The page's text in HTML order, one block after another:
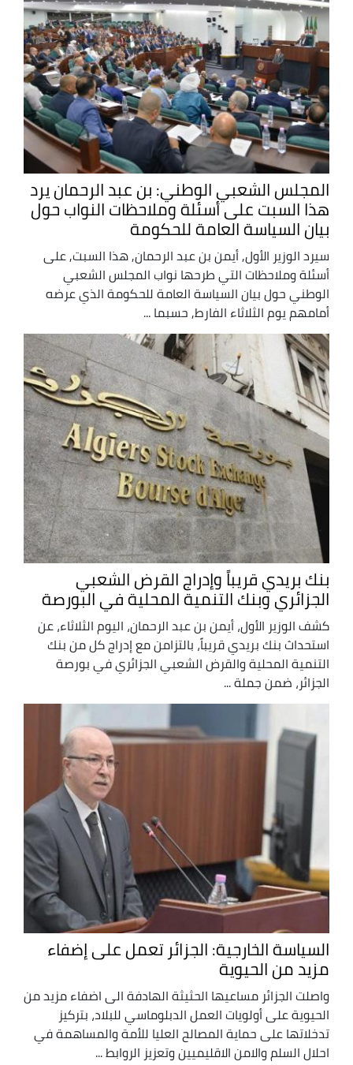
المجلس الشعبي الوطني: بن عبد الرحمان يرد
هذا السبت على أسئلة وملاحظات النواب حول
بيان السياسة العامة للحكومة
سيرد الوزير الأول, أيمن بن عبد الرحمان, هذا السبت, على
أسئلة وملاحظات التي طرحها نواب المجلس الشعبي
الوطني حول بيان السياسة العامة للحكومة الذي عرضه
أمامهم يوم الثلاثاء الفارط, حسبما ...
بنك بريدي قريباً وإدراج القرض الشعبي
الجزائري وبنك التنمية المحلية في البورصة
كشف الوزير الأول، أيمن بن عبد الرحمان، اليوم الثلاثاء، عن
استحداث بنك بريدي قريباً، بالتزامن مع إدراج كل من بنك
التنمية المحلية والقرض الشعبي الجزائري في بورصة
الجزائر، ضمن جملة ...
السياسة الخارجية: الجزائر تعمل على إضفاء
مزيد من الحيوية
واصلت الجزائر مساعيها الحثيثة الهادفة الى اضفاء مزيد من
الحيوية على أولويات العمل الدبلوماسي للبلاد، بتركيز
تدخلاتها على حماية المصالح العليا للأمة والمساهمة في
احلال السلم والامن الاقليميين وتعزيز الروابط ...